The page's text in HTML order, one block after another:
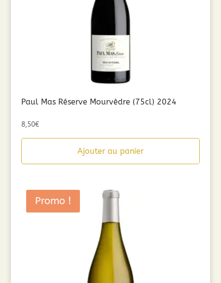
Paul Mas Réserve Mourvèdre (75cl) 2024
8,50€
Ajouter au panier
Promo !